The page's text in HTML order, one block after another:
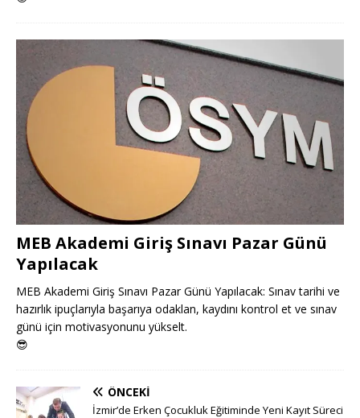
MEB Akademi Giriş Sınavı Pazar Günü
Yapılacak
MEB Akademi Giriş Sınavı Pazar Günü Yapılacak: Sınav tarihi ve
hazırlık ipuçlarıyla başarıya odaklan, kaydını kontrol et ve sınav
günü için motivasyonunu yükselt.
😎
ÖNCEKI
İzmir’de Erken Çocukluk Eğitiminde Yeni Kayıt Süreci